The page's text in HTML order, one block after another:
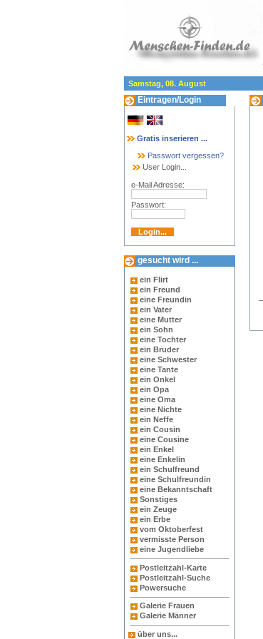
Samstag, 08. August
Eintragen/Login
Gratis inserieren ...
Passwort vergessen?
User Login...
e-Mail Adresse:
Passwort:
gesucht wird ...
ein Flirt
ein Freund
eine Freundin
ein Vater
eine Mutter
ein Sohn
eine Tochter
ein Bruder
eine Schwester
eine Tante
ein Onkel
ein Opa
eine Oma
eine Nichte
ein Neffe
ein Cousin
eine Cousine
ein Enkel
eine Enkelin
ein Schulfreund
eine Schulfreundin
eine Bekanntschaft
Sonstiges
ein Zeuge
ein Erbe
vom Oktoberfest
vermisste Person
eine Jugendliebe
Postleitzahl-Karte
Postleitzahl-Suche
Powersuche
Galerie Frauen
Galerie Männer
über uns...